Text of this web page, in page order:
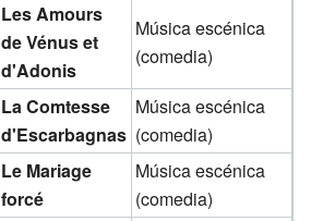
Les Amours
de Vénus et
d'Adonis
Música escénica
(comedia)
La Comtesse
d'Escarbagnas
Música escénica
(comedia)
Le Mariage
forcé
Música escénica
(comedia)